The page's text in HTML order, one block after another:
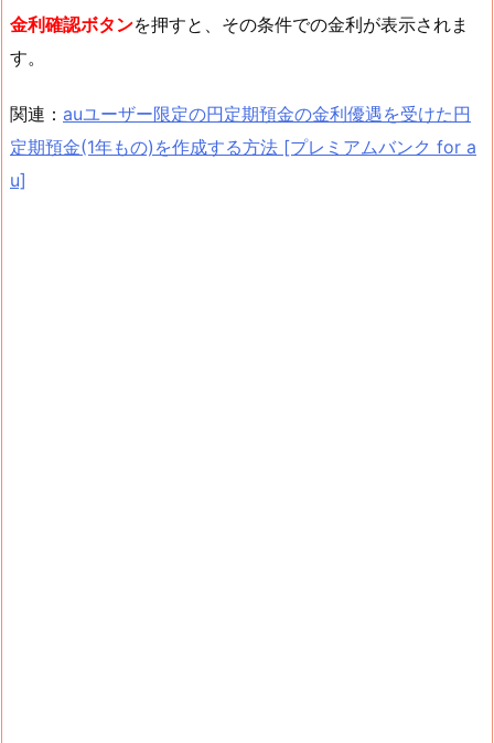
金利確認ボタンを押すと、その条件での金利が表示されま
す。
関連： auユーザー限定の円定期預金の金利優遇を受けた円
定期預金(1年もの)を作成する方法 [プレミアムバンク for a
u]